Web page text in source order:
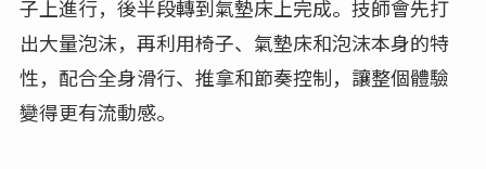
子上進行，後半段轉到氣墊床上完成。技師會先打
出大量泡沫，再利用椅子、氣墊床和泡沫本身的特
性，配合全身滑行、推拿和節奏控制，讓整個體驗
變得更有流動感。